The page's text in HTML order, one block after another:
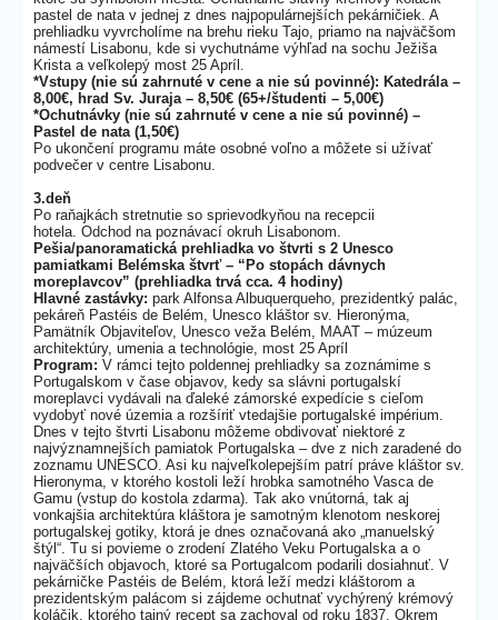
pastel de nata v jednej z dnes najpopulárnejších pekárničiek. A
prehliadku vyvrcholíme na brehu rieku Tajo, priamo na najväčšom
námestí Lisabonu, kde si vychutnáme výhľad na sochu Ježiša
Krista a veľkolepý most 25 Apríl.
*Vstupy (nie sú zahrnuté v cene a nie sú povinné): Katedrála –
8,00€, hrad Sv. Juraja – 8,50€ (65+/študenti – 5,00€)
*Ochutnávky (nie sú zahrnuté v cene a nie sú povinné) –
Pastel de nata (1,50€)
Po ukončení programu máte osobné voľno a môžete si užívať
podvečer v centre Lisabonu.
3.deň
Po raňajkách stretnutie so sprievodkyňou na recepcii
hotela. Odchod na poznávací okruh Lisabonom.
Pešia/panoramatická prehliadka vo štvrti s 2 Unesco
pamiatkami Belémska štvrť – “Po stopách dávnych
moreplavcov” (prehliadka trvá cca. 4 hodiny)
Hlavné zastávky: park Alfonsa Albuquerqueho, prezidentký palác,
pekáreň Pastéis de Belém, Unesco kláštor sv. Hieronýma,
Pamätník Objaviteľov, Unesco veža Belém, MAAT – múzeum
architektúry, umenia a technológie, most 25 Apríl
Program: V rámci tejto poldennej prehliadky sa zoznámime s
Portugalskom v čase objavov, kedy sa slávni portugalskí
moreplavci vydávali na ďaleké zámorské expedície s cieľom
vydobyť nové územia a rozšíriť vtedajšie portugalské impérium.
Dnes v tejto štvrti Lisabonu môžeme obdivovať niektoré z
najvýznamnejších pamiatok Portugalska – dve z nich zaradené do
zoznamu UNESCO. Asi ku najveľkolepejším patrí práve kláštor sv.
Hieronyma, v ktorého kostoli leží hrobka samotného Vasca de
Gamu (vstup do kostola zdarma). Tak ako vnútorná, tak aj
vonkajšia architektúra kláštora je samotným klenotom neskorej
portugalskej gotiky, ktorá je dnes označovaná ako „manuelský
štýl“. Tu si povieme o zrodení Zlatého Veku Portugalska a o
najväčších objavoch, ktoré sa Portugalcom podarili dosiahnuť. V
pekárničke Pastéis de Belém, ktorá leží medzi kláštorom a
prezidentským palácom si zájdeme ochutnať vychýrený krémový
koláčik, ktorého tajný recept sa zachoval od roku 1837. Okrem